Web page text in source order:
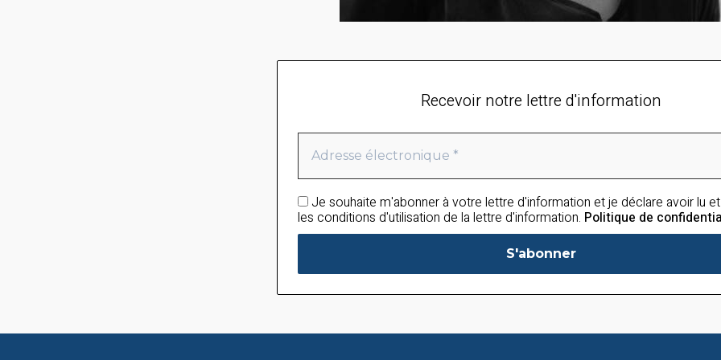
Recevoir notre lettre d'information
Je souhaite m'abonner à votre lettre d'information et je déclare avoir lu
les conditions d'utilisation de la lettre d'information. Politique de